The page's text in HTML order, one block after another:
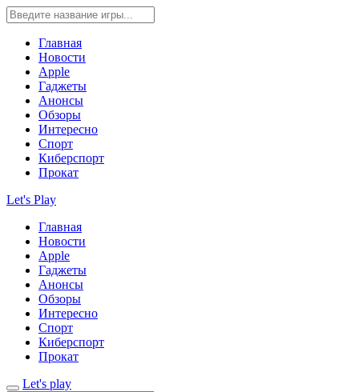
Главная
Новости
Apple
Гаджеты
Анонсы
Обзоры
Интересно
Спорт
Киберспорт
Прокат
Let's Play
Главная
Новости
Apple
Гаджеты
Анонсы
Обзоры
Интересно
Спорт
Киберспорт
Прокат
Let's play